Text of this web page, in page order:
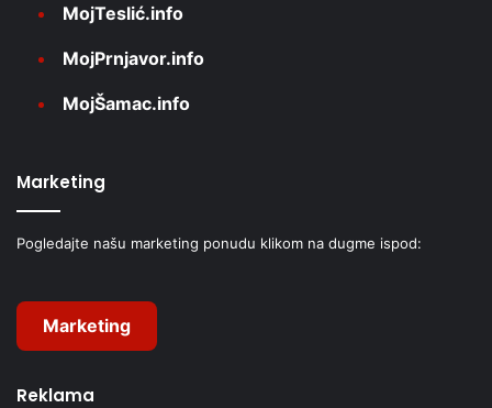
MojTeslić.info
MojPrnjavor.info
MojŠamac.info
Marketing
Pogledajte našu marketing ponudu klikom na dugme ispod:
Marketing
Reklama